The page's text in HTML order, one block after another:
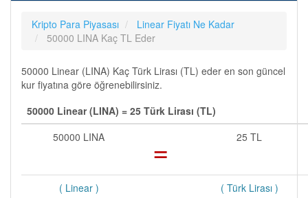
Kripto Para Piyasası
Linear Fiyatı Ne Kadar
50000 LINA Kaç TL Eder
50000 Linear (LINA) Kaç Türk Lirası (TL) eder en son güncel
kur fiyatına göre öğrenebilirsiniz.
50000 Linear (LINA) = 25 Türk Lirası (TL)
50000 LINA
= 25 TL
( Linear ) ( Türk Lirası )